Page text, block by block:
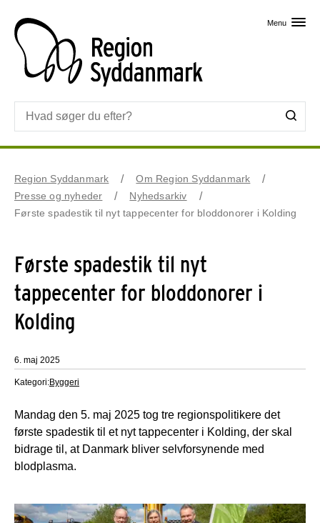
Menu
Region Syddanmark
Om Region Syddanmark
Presse og nyheder
Nyhedsarkiv
Første spadestik til nyt tappecenter for bloddonorer i Kolding
Første spadestik til nyt
tappecenter for bloddonorer i
Kolding
6. maj 2025
Kategori:Byggeri
Mandag den 5. maj 2025 tog tre regionspolitikere det
første spadestik til et nyt tappecenter i Kolding, der skal
bidrage til, at Danmark bliver selvforsynende med
blodplasma.